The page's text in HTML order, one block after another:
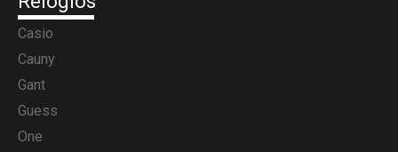
Casio
Cauny
Gant
Guess
One